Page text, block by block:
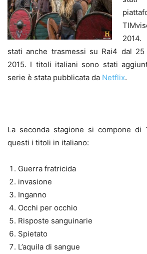
stati anche trasmessi su Rai4 dal
2015. I titoli italiani sono stati
serie è stata pubblicata da Netflix.
La seconda stagione si compone di
questi i titoli in italiano:
Guerra fratricida
invasione
Inganno
Occhi per occhio
Risposte sanguinarie
Spietato
L’aquila di sangue